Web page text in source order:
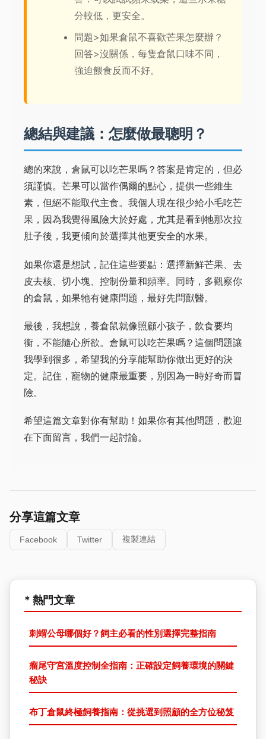
分較低，更安全。
問題>如果倉鼠不喜歡芒果怎麼辦？
回答>沒關係，每隻倉鼠口味不同，
強迫餵食反而不好。
總結與建議：怎麼做最聰明？
總的來說，倉鼠可以吃芒果嗎？答案是肯定的，但必
須謹慎。芒果可以當作偶爾的點心，提供一些維生
素，但絕不能取代主食。我個人現在很少給小毛吃芒
果，因為我覺得風險大於好處，尤其是看到牠那次拉
肚子後，我更傾向於選擇其他更安全的水果。
如果你還是想試，記住這些要點：選擇新鮮芒果、去
皮去核、切小塊、控制份量和頻率。同時，多觀察你
的倉鼠，如果牠有健康問題，最好先問獸醫。
最後，我想說，養倉鼠就像照顧小孩子，飲食要均
衡，不能隨心所欲。倉鼠可以吃芒果嗎？這個問題讓
我學到很多，希望我的分享能幫助你做出更好的決
定。記住，寵物的健康最重要，別因為一時好奇而冒
險。
希望這篇文章對你有幫助！如果你有其他問題，歡迎
在下面留言，我們一起討論。
分享這篇文章
Facebook Twitter 複製連結
* 熱門文章
刺蝟公母哪個好？飼主必看的性別選擇完整指南
瘤尾守宮溫度控制全指南：正確設定飼養環境的關鍵
秘訣
布丁倉鼠終極飼養指南：從挑選到照顧的全方位秘笈